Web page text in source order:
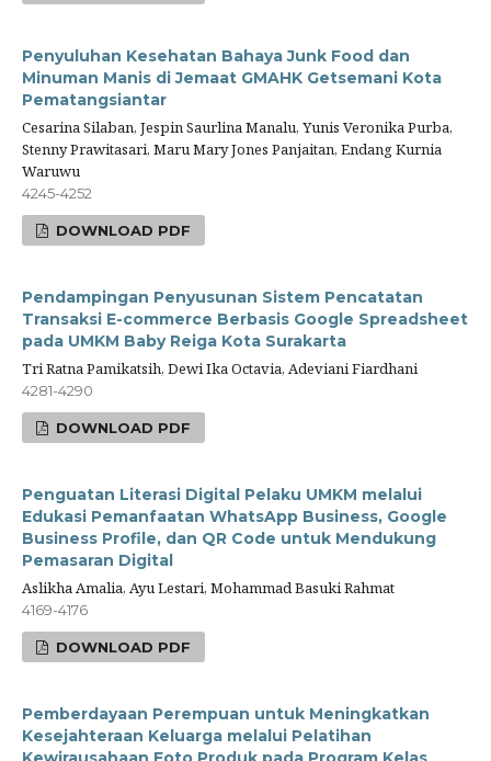
Penyuluhan Kesehatan Bahaya Junk Food dan
Minuman Manis di Jemaat GMAHK Getsemani Kota
Pematangsiantar
Cesarina Silaban, Jespin Saurlina Manalu, Yunis Veronika Purba,
Stenny Prawitasari, Maru Mary Jones Panjaitan, Endang Kurnia
Waruwu
4245-4252
DOWNLOAD PDF
Pendampingan Penyusunan Sistem Pencatatan
Transaksi E-commerce Berbasis Google Spreadsheet
pada UMKM Baby Reiga Kota Surakarta
Tri Ratna Pamikatsih, Dewi Ika Octavia, Adeviani Fiardhani
4281-4290
DOWNLOAD PDF
Penguatan Literasi Digital Pelaku UMKM melalui
Edukasi Pemanfaatan WhatsApp Business, Google
Business Profile, dan QR Code untuk Mendukung
Pemasaran Digital
Aslikha Amalia, Ayu Lestari, Mohammad Basuki Rahmat
4169-4176
DOWNLOAD PDF
Pemberdayaan Perempuan untuk Meningkatkan
Kesejahteraan Keluarga melalui Pelatihan